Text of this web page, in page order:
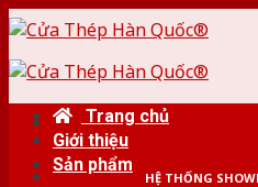
Skip
content
HỆ THỐNG
Trang chủ
Giới thiệu
Sản phẩm